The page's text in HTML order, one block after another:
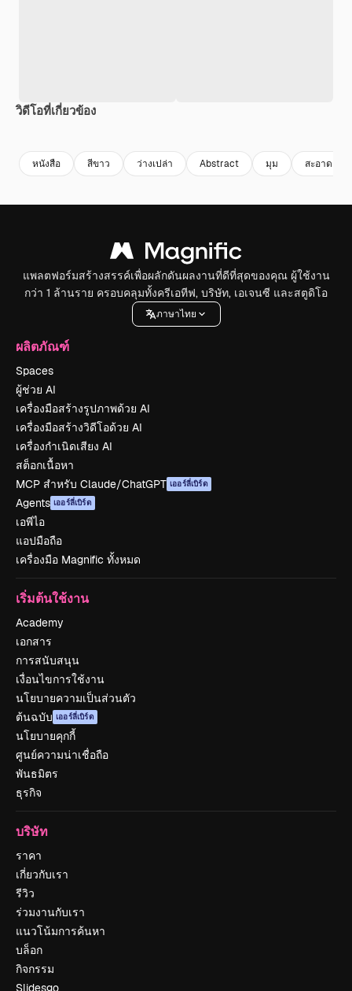
วิดีโอที่เกี่ยวข้อง
หนังสือ สีขาว ว่างเปล่า Abstract มุม สะอาด
แพลตฟอร์มสร้างสรรค์เพื่อผลักดันผลงานที่ดีที่สุดของคุณ ผู้ใช้งาน
กว่า 1 ล้านราย ครอบคลุมทั้งครีเอทีฟ, บริษัท, เอเจนซี และสตูดิโอ
ภาษาไทย
ผลิตภัณฑ์
Spaces
ผู้ช่วย AI
เครื่องมือสร้างรูปภาพด้วย AI
เครื่องมือสร้างวิดีโอด้วย AI
เครื่องกำเนิดเสียง AI
สต็อกเนื้อหา
MCP สำหรับ Claude/ChatGPT เออร์ลี่เบิร์ด
Agents เออร์ลี่เบิร์ด
เอพีไอ
แอปมือถือ
เครื่องมือ Magnific ทั้งหมด
เริ่มต้นใช้งาน
Academy
เอกสาร
การสนับสนุน
เงื่อนไขการใช้งาน
นโยบายความเป็นส่วนตัว
ต้นฉบับ เออร์ลี่เบิร์ด
นโยบายคุกกี้
ศูนย์ความน่าเชื่อถือ
พันธมิตร
ธุรกิจ
บริษัท
ราคา
เกี่ยวกับเรา
รีวิว
ร่วมงานกับเรา
แนวโน้มการค้นหา
บล็อก
กิจกรรม
Slidesgo